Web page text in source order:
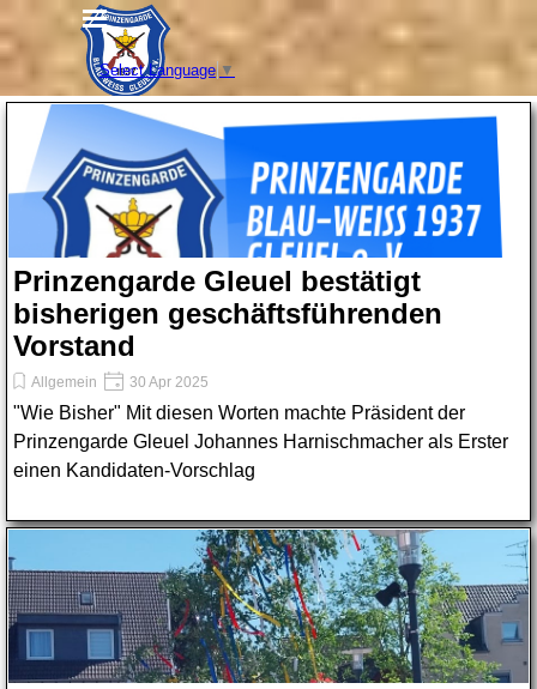
Direkt zum Seiteninhalt
Select Language ▼
Menü überspringen
Prinzengarde Gleuel bestätigt
bisherigen geschäftsführenden
Vorstand
Allgemein 30 Apr 2025
"Wie Bisher" Mit diesen Worten machte Präsident der
Prinzengarde Gleuel Johannes Harnischmacher als Erster
einen Kandidaten-Vorschlag